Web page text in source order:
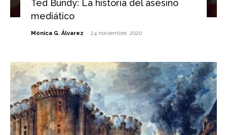
Ted Bundy: La historia del asesino
mediático
Mónica G. Álvarez - 24 noviembre, 2020